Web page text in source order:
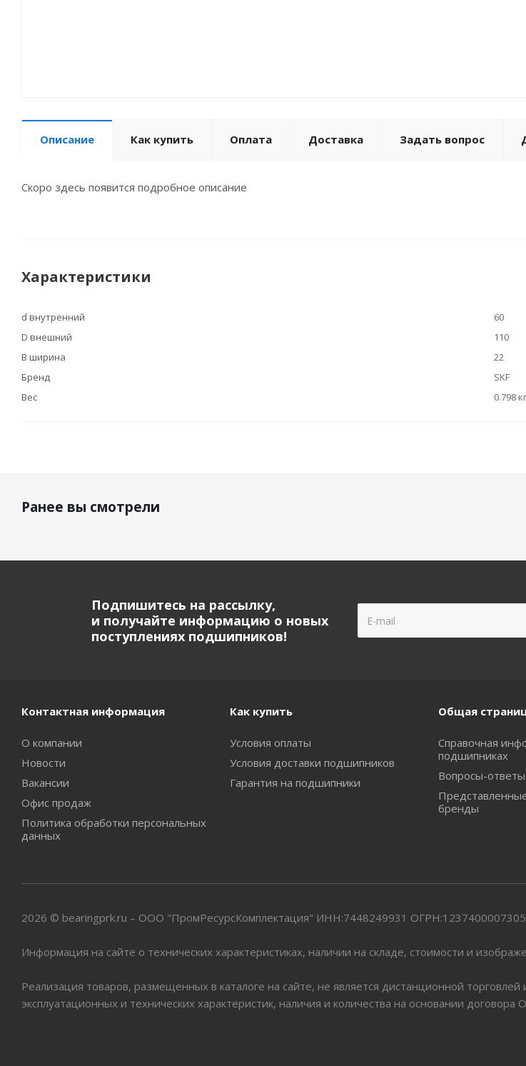
Описание Как купить Оплата Доставка Задать вопрос
Скоро здесь появится подробное описание
Характеристики
d внутренний
60
D внешний
110
B ширина
22
Бренд
SKF
Вес
0.798 кг
Ранее вы смотрели
Подпишитесь на рассылку,
и получайте информацию о новых
поступлениях подшипников!
Контактная информация
О компании
Новости
Вакансии
Офис продаж
Политика обработки персональных
данных
Как купить
Условия оплаты
Условия доставки подшипников
Гарантия на подшипники
Общая
Справочная
подшипниках
Вопросы-ответы
бренды
2026 © bearingprk.ru – ООО "ПромРесурсКомплектация" ИНН:7448249931 ОГРН:1237400007305
Информация на сайте о технических характеристиках, наличии на складе, стоимости и
Реализация товаров, размещенных в каталоге на сайте, не является дистанционной
эксплуатационных и технических характеристик, наличия и количества на основании